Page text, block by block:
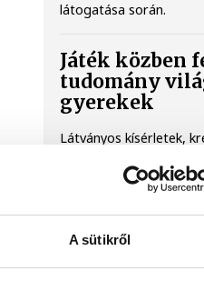
A sütikről
látogatása során.
Játék közben
tudomány
gyerekek
Látványos kísérletek,
élmény várja a
Labsben. Videónkban
vezetője mutatja be,
Augusztus 12-